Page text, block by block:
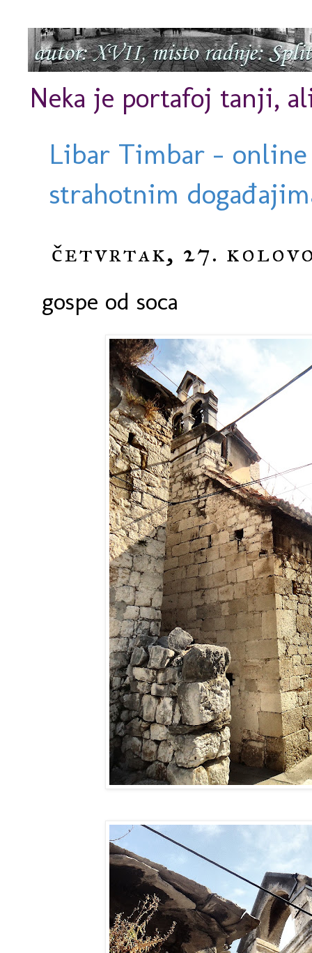
Neka je portafoj tanji,
Libar Timbar -
strahotnim
četvrtak, 27.
gospe od soca